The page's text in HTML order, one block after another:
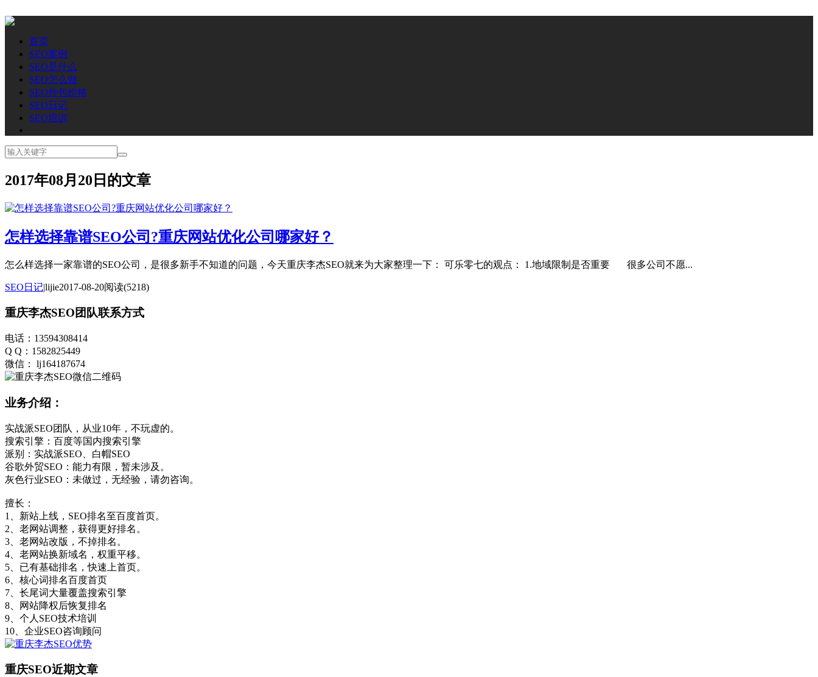
首页
SEO案例
SEO是什么
SEO怎么做
SEO外包价格
SEO日记
SEO培训
2017年08月20日的文章
怎样选择靠谱SEO公司?重庆网站优化公司哪家好？
怎么样选择一家靠谱的SEO公司，是很多新手不知道的问题，今天重庆李杰SEO就来为大家整理一下： 可乐零七的观点： 1.地域限制是否重要 很多公司不愿...
SEO日记|lijie2017-08-20阅读(5218)
重庆李杰SEO团队联系方式
电话：13594308414
Q Q：1582825449
微信： lj164187674
业务介绍：
实战派SEO团队，从业10年，不玩虚的。
搜索引擎：百度等国内搜索引擎
派别：实战派SEO、白帽SEO
谷歌外贸SEO：能力有限，暂未涉及。
灰色行业SEO：未做过，无经验，请勿咨询。
擅长：
1、新站上线，SEO排名至百度首页。
2、老网站调整，获得更好排名。
3、老网站改版，不掉排名。
4、老网站换新域名，权重平移。
5、已有基础排名，快速上首页。
6、核心词排名百度首页
7、长尾词大量覆盖搜索引擎
8、网站降权后恢复排名
9、个人SEO技术培训
10、企业SEO咨询顾问
重庆SEO近期文章